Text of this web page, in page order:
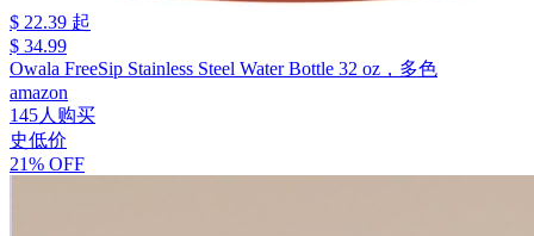
$ 22.39 起
$ 34.99
Owala FreeSip Stainless Steel Water Bottle 32 oz，多色
amazon
145人购买
史低价
21% OFF